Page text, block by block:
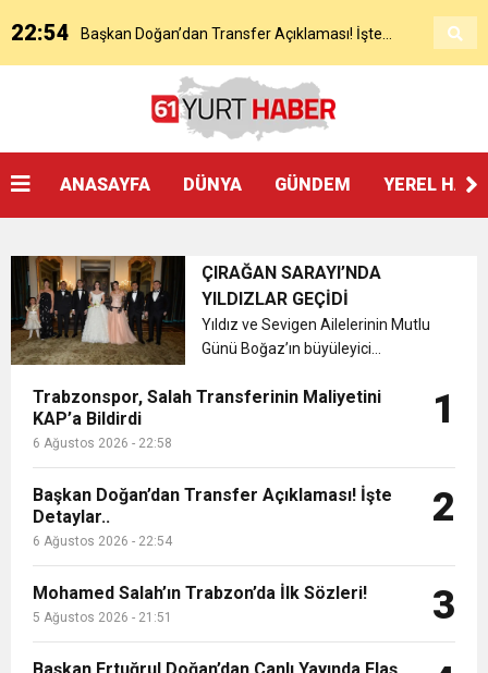
KAP’a Bildirdi
22:54 Başkan Doğan’dan Transfer Açıklaması! İşte
Mohamed Salah’ın Trabzon’da İlk Sözleri!
0:59 Başkan Ertuğrul Doğan Canlı Yayında Transferi
Açıkladı
0:11 Trabzonspor, Mohammed Salah’ı Resmen KAP’a
Bildirdi
20:05 Trabzonspor Muhammed Salah Transferini
Tamamladı
9:50 MGD’DEN ANITKABİR’E ANLAMLI ZİYARET
18:59
22:58 Trabzonspor, Salah Transferinin Maliyetini
ANASAYFA DÜNYA GÜNDEM YEREL
ÇIRAĞAN SARAYI’NDA
YILDIZLAR GEÇİDİ
Yıldız ve Sevigen Ailelerinin Mutlu
Günü Boğaz’ın büyüleyici
ve sanat dünyası dün akşam
Trabzonspor, Salah Transferinin Maliyetini
KAP’a Bildirdi
6 Ağustos 2026 - 22:58
1
Başkan Doğan’dan Transfer Açıklaması! İşte
Detaylar..
6 Ağustos 2026 - 22:54
2
Mohamed Salah’ın Trabzon’da İlk Sözleri!
5 Ağustos 2026 - 21:51 3